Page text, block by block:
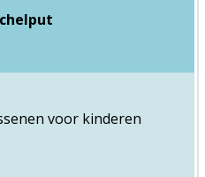
voor kinderen